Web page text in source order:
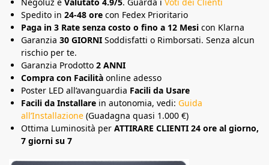
Spedito in 24-48 ore con Fedex Prioritario
Paga in 3 Rate senza costo o fino a 12 Mesi con Klarna
Garanzia 30 GIORNI Soddisfatti o Rimborsati. Senza alcun
rischio per te.
Garanzia Prodotto 2 ANNI
Compra con Facilità online adesso
Poster LED all’avanguardia Facili da Usare
Facili da Installare in autonomia, vedi: Guida
all’Installazione (Guadagna quasi 1.000 €)
Ottima Luminosità per ATTIRARE CLIENTI 24 ore al giorno,
7 giorni su 7